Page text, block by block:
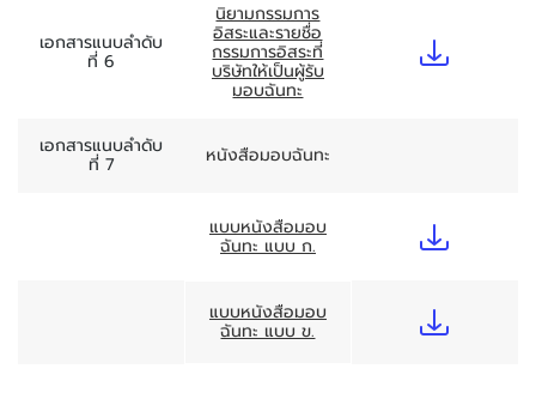
เอกสารแนบลำดับ
ที่ 6
นิยามกรรมการ
อิสระและรายชื่อ
กรรมการอิสระที่
บริษัทให้เป็นผู้รับ
มอบฉันทะ
เอกสารแนบลำดับ
ที่ 7 หนังสือมอบฉันทะ
แบบหนังสือมอบ
ฉันทะ แบบ ก.
แบบหนังสือมอบ
ฉันทะ แบบ ข.